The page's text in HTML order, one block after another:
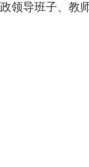
政领导班子、教